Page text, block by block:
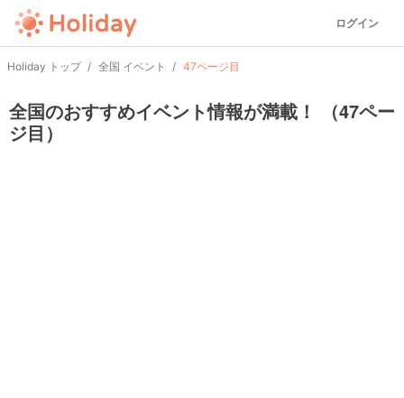
ログイン
Holiday トップ 全国 イベント 47ページ目
全国のおすすめイベント情報が満載！ （47ペー
ジ目）